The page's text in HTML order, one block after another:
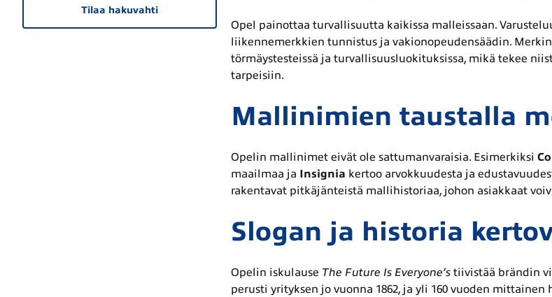
Tilaa hakuvahti
Opel painottaa turvallisuutta kaikissa malleissaan.
liikennemerkkien tunnistus ja vakionopeudensäädin.
törmäystesteissä ja turvallisuusluokituksissa, mikä tekee
tarpeisiin.
Mallinimien taustalla
Opelin mallinimet eivät ole sattumanvaraisia. Esimerkiksi
maailmaa ja Insignia kertoo arvokkuudesta ja
rakentavat pitkäjänteistä mallihistoriaa, johon asiakkaat
Slogan ja historia
Opelin iskulause The Future Is Everyone’s tiivistää brändin
perusti yrityksen jo vuonna 1862, ja yli 160 vuoden